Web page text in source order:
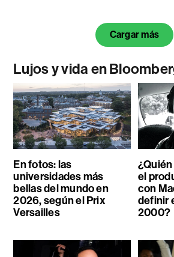
Cargar más
Lujos y vida en
En fotos: las
universidades más
bellas del mundo en
2026, según el Prix
Versailles
el
con
definir
2000?